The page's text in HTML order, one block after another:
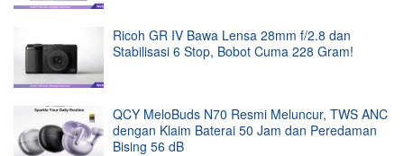
Ricoh GR IV Bawa Lensa 28mm f/2.8 dan
Stabilisasi 6 Stop, Bobot Cuma 228 Gram!
QCY MeloBuds N70 Resmi Meluncur, TWS ANC
dengan Klaim Baterai 50 Jam dan Peredaman
Bising 56 dB